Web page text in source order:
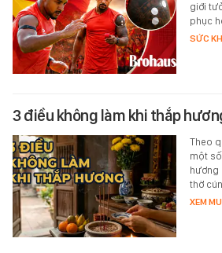
giới
phục
SỨC
3 điều không làm khi thắp
Theo
một
hương
thờ
XEM